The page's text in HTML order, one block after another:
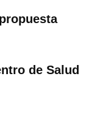
de Salud